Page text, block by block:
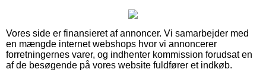
Vores side er finansieret af annoncer. Vi samarbejder med
en mængde internet webshops hvor vi annoncerer
forretningernes varer, og indhenter kommission forudsat en
af de besøgende på vores website fuldfører et indkøb.